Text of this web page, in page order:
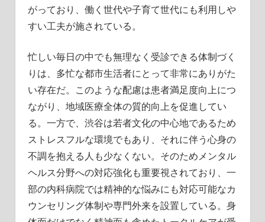
がっており、働く世代や子育て世代にも利用しや
すい工夫が施されている。
忙しい毎日の中でも無理なく受診できる体制づく
りは、多忙な都市生活者にとって非常にありがた
い存在だ。このような配慮は患者満足度向上につ
ながり、地域医療全体の質的向上を促進してい
る。一方で、渋谷は若者文化の中心地であるため
ストレスフルな環境でもあり、それに伴う心身の
不調を抱える人も少なくない。そのためメンタル
ヘルス分野への対応強化も重要視されており、一
部の内科病院では精神的な悩みにも対応可能なカ
ウンセリング体制や専門外来を設置している。身